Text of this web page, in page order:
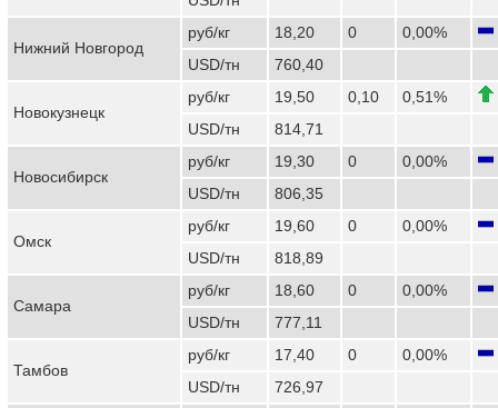
Нижний Новгород
руб/кг 18,20 0
0,00%
USD/тн
760,40
Новокузнецк
руб/кг 19,50 0,10
0,51%
USD/тн
814,71
Новосибирск
руб/кг 19,30 0
0,00%
USD/тн
806,35
Омск
руб/кг 19,60 0
0,00%
USD/тн
818,89
Самара
руб/кг 18,60 0
0,00%
USD/тн
777,11
Тамбов
руб/кг 17,40 0
0,00%
USD/тн
726,97